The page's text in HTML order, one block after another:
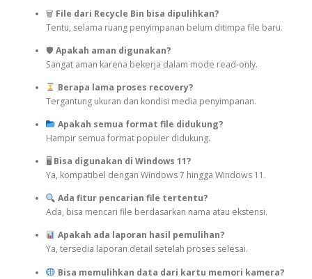
🗑 File dari Recycle Bin bisa dipulihkan?
Tentu, selama ruang penyimpanan belum ditimpa file baru.
🛡 Apakah aman digunakan?
Sangat aman karena bekerja dalam mode read-only.
Berapa lama proses recovery?
Tergantung ukuran dan kondisi media penyimpanan.
Apakah semua format file didukung?
Hampir semua format populer didukung.
🖥 Bisa digunakan di Windows 11?
Ya, kompatibel dengan Windows 7 hingga Windows 11.
Ada fitur pencarian file tertentu?
Ada, bisa mencari file berdasarkan nama atau ekstensi.
Apakah ada laporan hasil pemulihan?
Ya, tersedia laporan detail setelah proses selesai.
Bisa memulihkan data dari kartu memori kamera?